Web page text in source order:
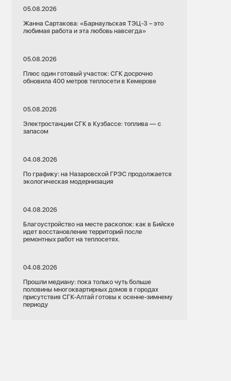
05.08.2026
Жанна Сартакова: «Барнаульская ТЭЦ-3 – это
любимая работа и эта любовь навсегда»
05.08.2026
Плюс один готовый участок: СГК досрочно
обновила 400 метров теплосети в Кемерове
05.08.2026
Электростанции СГК в Кузбассе: топлива — с
запасом
04.08.2026
По графику: на Назаровской ГРЭС продолжается
экологическая модернизация
04.08.2026
Благоустройство на месте раскопок: как в Бийске
идет восстановление территорий после
ремонтных работ на теплосетях.
04.08.2026
Прошли медиану: пока только чуть больше
половины многоквартирных домов в городах
присутствия СГК-Алтай готовы к осенне-зимнему
периоду